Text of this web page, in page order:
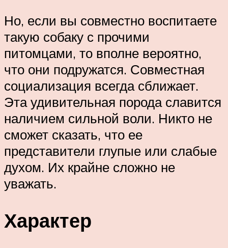
Но, если вы совместно воспитаете
такую собаку с прочими
питомцами, то вполне вероятно,
что они подружатся. Совместная
социализация всегда сближает.
Эта удивительная порода славится
наличием сильной воли. Никто не
сможет сказать, что ее
представители глупые или слабые
духом. Их крайне сложно не
уважать.
Характер